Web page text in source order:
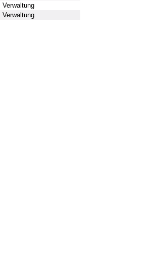
Verwaltung
Verwaltung